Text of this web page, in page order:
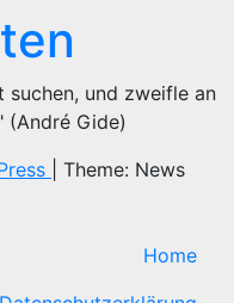
suchen, und zweifle an
(André Gide)
Theme: News
Home